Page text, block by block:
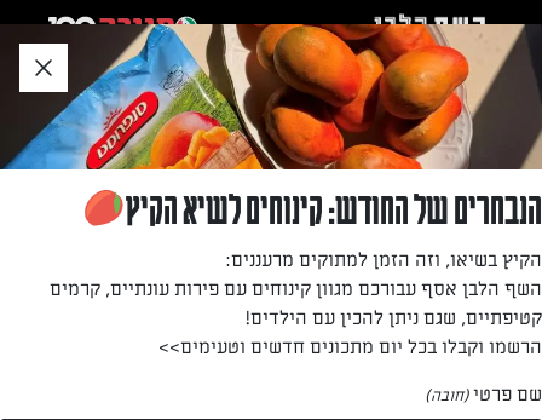
לאזור
תוכן
תחתון
חזרה לעמוד הבית
שרית עמר
—
הנבחרים של החודש: קינוחים לשיא הקיץ
הקיץ בשיאו, וזה הזמן למתוקים מרעננים:
השף הלבן אסף עבורכם מגוון קינוחים עם פירות עונתיים, קרמים
קטיפתיים, שגם ניתן להכין עם הילדים!
הרשמו וקבלו בכל יום מתכונים חדשים וטעימים>>
שם פרטי(חובה)